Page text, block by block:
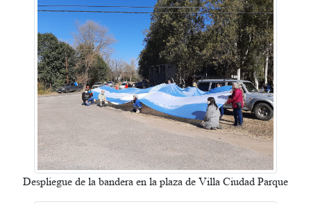
Despliegue de la bandera en la plaza de Villa Ciudad Parque